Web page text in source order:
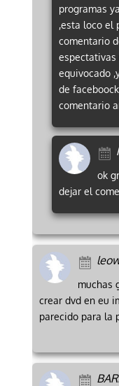
programas
,esta loco el
comentario
espectativas
equivocado
de
comentario
ok
dejar el
muchas
crear dvd en eu
parecido para la